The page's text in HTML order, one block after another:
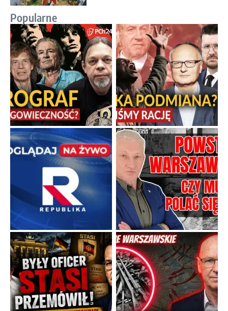
Popularne